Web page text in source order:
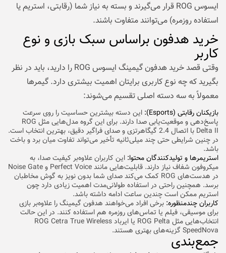
ایسوس ROG قرار می‌گیرند و بسته به نیاز شما (رقابتی، استریم یا
استفاده روزمره) می‌توانند متفاوت باشند.
خرید هدفون براساس سبک بازی و نوع
کاربر
وقتی قصد خرید هدفون گیمینگ ایسوس ROG را دارید، باید در نظر
بگیرید که چه نوع کاربری برایتان اهمیت بیشتری دارد. گیمرها
معمولاً به سه دسته اصلی تقسیم می‌شوند:
بازیکنان رقابتی (Esports):
این دسته بیشترین حساسیت را روی سرعت
پاسخ‌دهی و موقعیت‌یابی صدا دارند. برای این گروه مدل‌هایی مثل ROG
Delta II با اتصال 2.4 گیگاهرتزی و صدای فراگیر دقیق، بهترین انتخاب است.
در چنین شرایطی حتی چند میلی‌ثانیه تأخیر می‌تواند تفاوت میان برد و باخت
باشد.
استریمرها و تولیدکنندگان محتوا: این کاربران علاوه‌بر کیفیت صدا، به
میکروفون شفاف نیاز دارند. قابلیت‌هایی مانند Perfect Voice و Noise Gate
در هدست‌های ROG کمک می‌کند صدای شما بدون نویز به گوش مخاطبان
برسد. همچنین راحتی در استفاده طولانی‌مدت اهمیت زیادی دارد چون
استریم ممکن است چندین ساعت ادامه داشته باشد.
کاربران چندمنظوره: برخی افراد می‌خواهند هدفون گیمینگ را علاوه‌بر بازی
برای موسیقی، فیلم یا تماس‌های روزمره هم استفاده کنند. در این حالت
انتخاب‌هایی مثل ROG Pelta یا ایرباد ROG Cetra True Wireless
SpeedNova گزینه‌های بهتری هستند.
جمع‌بندی